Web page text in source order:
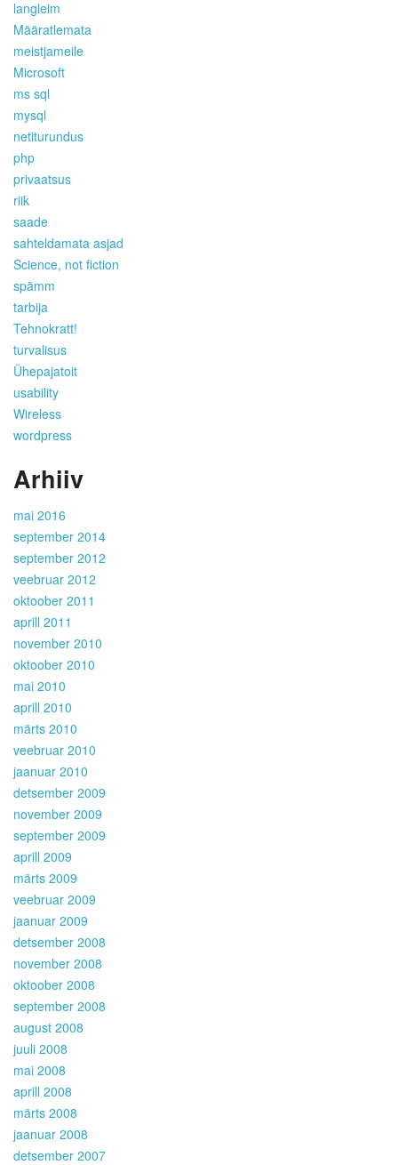
langleim
Määratlemata
meistjameile
Microsoft
ms sql
mysql
netiturundus
php
privaatsus
riik
saade
sahteldamata asjad
Science, not fiction
spämm
tarbija
Tehnokratt!
turvalisus
Ühepajatoit
usability
Wireless
wordpress
Arhiiv
mai 2016
september 2014
september 2012
veebruar 2012
oktoober 2011
aprill 2011
november 2010
oktoober 2010
mai 2010
aprill 2010
märts 2010
veebruar 2010
jaanuar 2010
detsember 2009
november 2009
september 2009
aprill 2009
märts 2009
veebruar 2009
jaanuar 2009
detsember 2008
november 2008
oktoober 2008
september 2008
august 2008
juuli 2008
mai 2008
aprill 2008
märts 2008
jaanuar 2008
detsember 2007